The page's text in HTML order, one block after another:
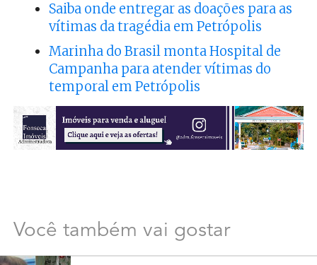
Saiba onde entregar as doações para as
vítimas da tragédia em Petrópolis
Marinha do Brasil monta Hospital de
Campanha para atender vítimas do
temporal em Petrópolis
Você também vai gostar